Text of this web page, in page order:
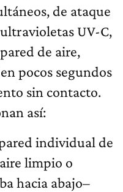
de ataque
UV-C,
de aire,
pocos segundos
sin contacto.
así:
individual de
limpio o
hacia abajo–